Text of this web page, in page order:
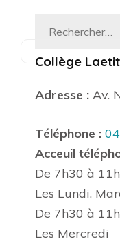
Rechercher :
Collège
Adresse : Av.
Téléphone :
Acceuil
De 7h30 à
Les Lundi,
De 7h30 à
Les Mercredi